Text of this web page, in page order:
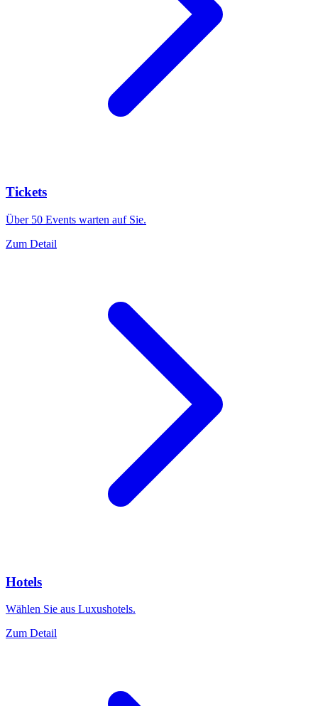
Tickets
Über 50 Events warten auf Sie.
Zum Detail
Hotels
Wählen Sie aus Luxushotels.
Zum Detail